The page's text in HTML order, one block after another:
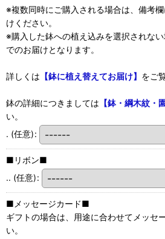
※複数同時にご購入される場合は、備考
けください。
※購入した鉢への植え込みを選択されな
でのお届けとなります。
詳しくは 【鉢に植え替えてお届け】 をご
鉢の詳細につきましては 【鉢・綱木紋・
い。
. (任意):
■リボン■
.. (任意):
■メッセージカード■
ギフトの場合は、用途に合わせてメッセ
い。